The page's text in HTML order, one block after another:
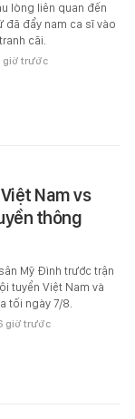
lòng liên quan đến
đã đẩy nam ca sĩ vào
cãi.
giờ trước
Nam vs
thông
Mỹ Đình trước trận
tuyển Việt Nam và
tối ngày 7/8.
giờ trước